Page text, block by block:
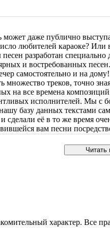
даже публично
любителей караоке? Или
разработан
и востребованных
самостоятельно и на
множество треков, точно
на все времена
исполнителей. Мы с
базу данных текстами
её в то же время
вам песни
вам композиции,
наполненной радостью,
Читать
характер. Все